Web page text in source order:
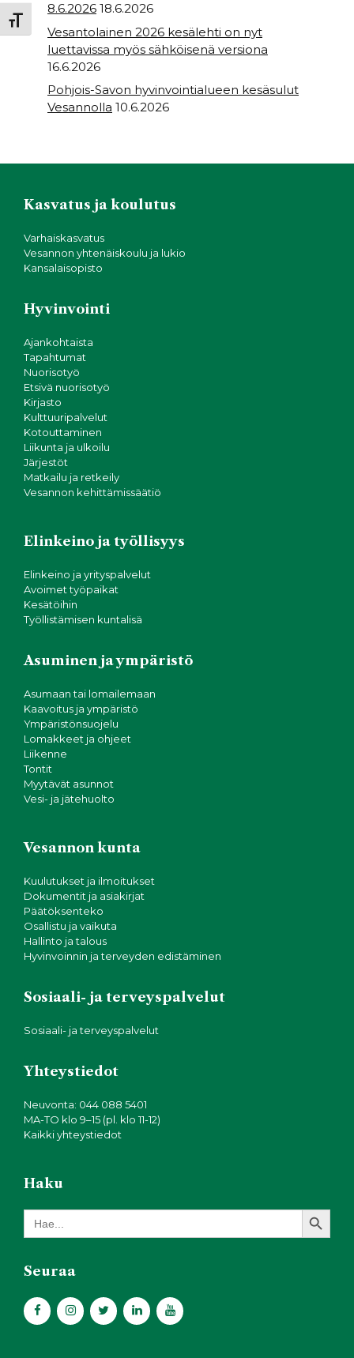
Toggle Font size
8.6.2026 18.6.2026
Vesantolainen 2026 kesälehti on nyt
luettavissa myös sähköisenä versiona
16.6.2026
Pohjois-Savon hyvinvointialueen kesäsulut
Vesannolla 10.6.2026
Kasvatus ja koulutus
Varhaiskasvatus
Vesannon yhtenäiskoulu ja lukio
Kansalaisopisto
Hyvinvointi
Ajankohtaista
Tapahtumat
Nuorisotyö
Etsivä nuorisotyö
Kirjasto
Kulttuuripalvelut
Kotouttaminen
Liikunta ja ulkoilu
Järjestöt
Matkailu ja retkeily
Vesannon kehittämissäätiö
Elinkeino ja työllisyys
Elinkeino ja yrityspalvelut
Avoimet työpaikat
Kesätöihin
Työllistämisen kuntalisä
Asuminen ja ympäristö
Asumaan tai lomailemaan
Kaavoitus ja ympäristö
Ympäristönsuojelu
Lomakkeet ja ohjeet
Liikenne
Tontit
Myytävät asunnot
Vesi- ja jätehuolto
Vesannon kunta
Kuulutukset ja ilmoitukset
Dokumentit ja asiakirjat
Päätöksenteko
Osallistu ja vaikuta
Hallinto ja talous
Hyvinvoinnin ja terveyden edistäminen
Sosiaali- ja terveyspalvelut
Sosiaali- ja terveyspalvelut
Yhteystiedot
Neuvonta: 044 088 5401
MA-TO klo 9–15 (pl. klo 11-12)
Kaikki yhteystiedot
Haku
Search
for:
Search Button
Seuraa